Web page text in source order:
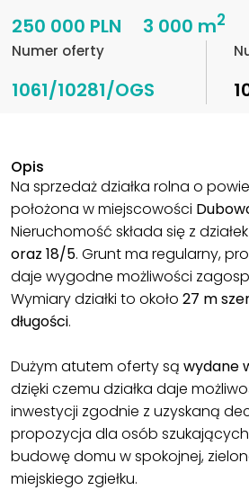
250 000 PLN 3 000 m2
Numer oferty
1061/10281/OGS
Opis
Na sprzedaż działka rolna o
położona w miejscowości
Nieruchomość składa się z
oraz 18/5. Grunt ma regularny,
daje wygodne możliwości
Wymiary działki to około 27 m
długości.
Dużym atutem oferty są wydane
dzięki czemu działka daje
inwestycji zgodnie z uzyskaną
propozycja dla osób
budowę domu w spokojnej,
miejskiego zgiełku.